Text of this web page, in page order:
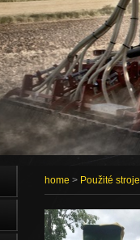
home > Použité stroje